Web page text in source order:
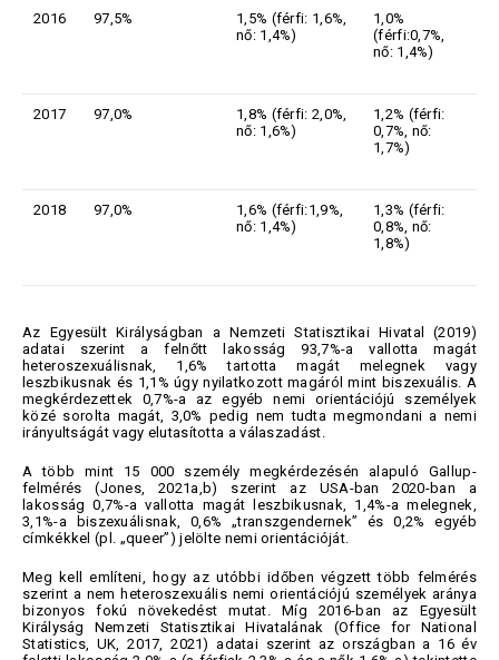
2016 97,5%
1,5% (férfi: 1,6%,
nő: 1,4%)
1,0%
(férfi:0,7%,
nő: 1,4%)
2017 97,0%
1,8% (férfi: 2,0%,
nő: 1,6%)
1,2% (férfi:
0,7%, nő:
1,7%)
2018 97,0%
1,6% (férfi:1,9%,
nő: 1,4%)
1,3% (férfi:
0,8%, nő:
1,8%)
Az Egyesült Királyságban a Nemzeti Statisztikai Hivatal (2019)
adatai szerint a felnőtt lakosság 93,7%-a vallotta magát
heteroszexuálisnak, 1,6% tartotta magát melegnek vagy
leszbikusnak és 1,1% úgy nyilatkozott magáról mint biszexuális. A
megkérdezettek 0,7%-a az egyéb nemi orientációjú személyek
közé sorolta magát, 3,0% pedig nem tudta megmondani a nemi
irányultságát vagy elutasította a válaszadást.
A több mint 15 000 személy megkérdezésén alapuló Gallup-
felmérés (Jones, 2021a,b) szerint az USA-ban 2020-ban a
lakosság 0,7%-a vallotta magát leszbikusnak, 1,4%-a melegnek,
3,1%-a biszexuálisnak, 0,6% „transzgendernek” és 0,2% egyéb
címkékkel (pl. „queer”) jelölte nemi orientációját.
Meg kell említeni, hogy az utóbbi időben végzett több felmérés
szerint a nem heteroszexuális nemi orientációjú személyek aránya
bizonyos fokú növekedést mutat. Míg 2016-ban az Egyesült
Királyság Nemzeti Statisztikai Hivatalának (Office for National
Statistics, UK, 2017, 2021) adatai szerint az országban a 16 év